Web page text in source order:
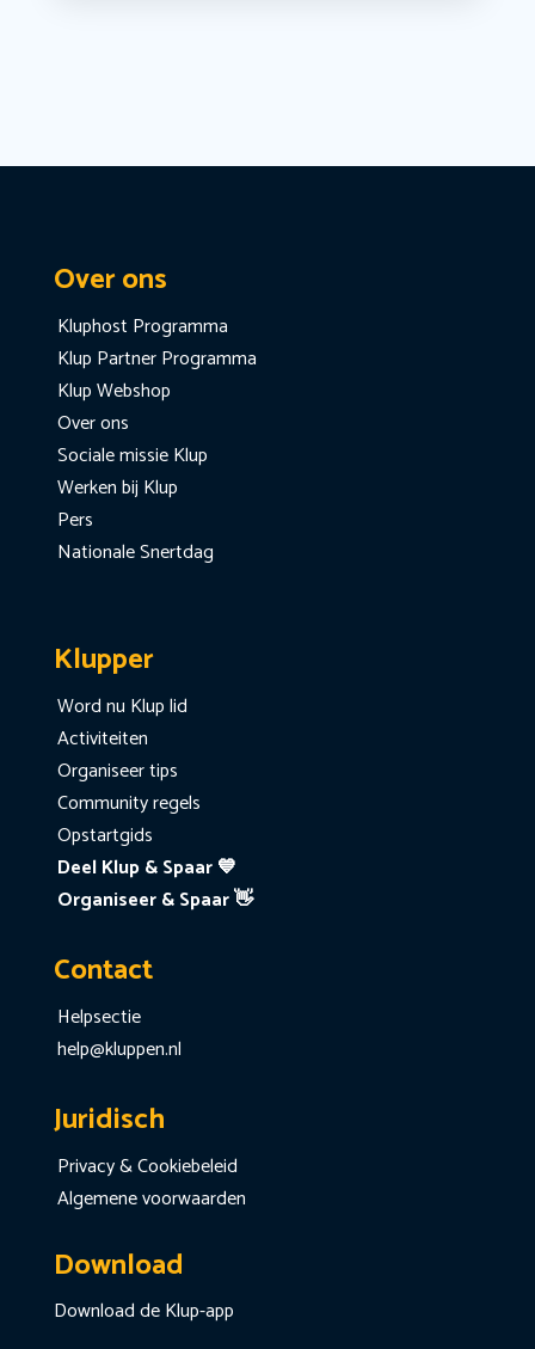
Over ons
Kluphost Programma
Klup Partner Programma
Klup Webshop
Over ons
Sociale missie Klup
Werken bij Klup
Pers
Nationale Snertdag
Klupper
Word nu Klup lid
Activiteiten
Organiseer tips
Community regels
Opstartgids
Deel Klup & Spaar 💙
Organiseer & Spaar 👋
Contact
Helpsectie
help@kluppen.nl
Juridisch
Privacy & Cookiebeleid
Algemene voorwaarden
Download
Download de Klup-app